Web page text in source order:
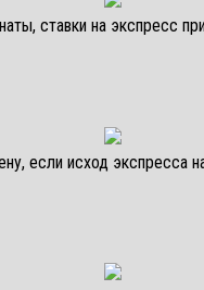
ставки на экспресс
если исход экспресса